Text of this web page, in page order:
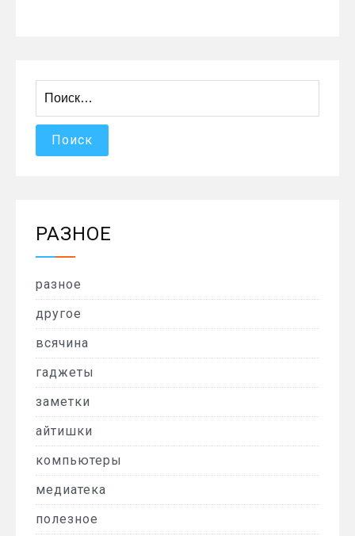
РАЗНОЕ
разное
другое
всячина
гаджеты
заметки
айтишки
компьютеры
медиатека
полезное